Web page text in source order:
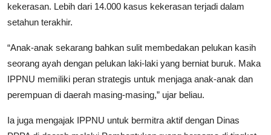
kekerasan. Lebih dari 14.000 kasus kekerasan terjadi dalam
setahun terakhir.
“Anak-anak sekarang bahkan sulit membedakan pelukan kasih
seorang ayah dengan pelukan laki-laki yang berniat buruk. Maka
IPPNU memiliki peran strategis untuk menjaga anak-anak dan
perempuan di daerah masing-masing,” ujar beliau.
Ia juga mengajak IPPNU untuk bermitra aktif dengan Dinas